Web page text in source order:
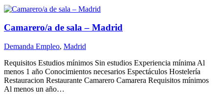
Camarero/a de sala – Madrid
Demanda Empleo, Madrid
Requisitos Estudios mínimos Sin estudios Experiencia mínima Al
menos 1 año Conocimientos necesarios Espectáculos Hostelería
Restauracion Restaurante Camarero Camarera Requisitos mínimos
Al menos un año…